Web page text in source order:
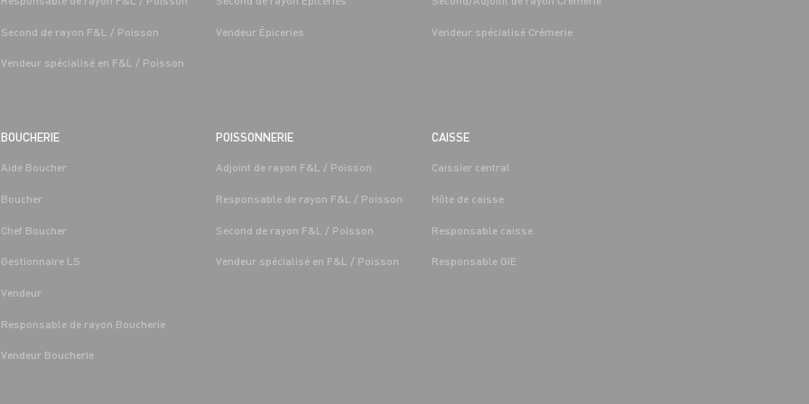
Second de rayon F&L / Poisson
Vendeur spécialisé en F&L / Poisson
Vendeur Épiceries Vendeur spécialisé Crémerie
BOUCHERIE
Aide Boucher
Boucher
Chef Boucher
Gestionnaire LS
Vendeur
Responsable de rayon Boucherie
Vendeur Boucherie
POISSONNERIE
Adjoint de rayon F&L / Poisson
Responsable de rayon F&L / Poisson
Second de rayon F&L / Poisson
Vendeur spécialisé en F&L / Poisson
CAISSE
Caissier central
Hôte de caisse
Responsable caisse
Responsable GIE